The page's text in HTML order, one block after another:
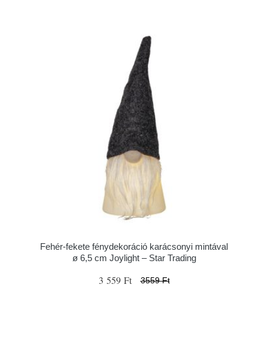
Fehér-fekete fénydekoráció karácsonyi mintával
ø 6,5 cm Joylight – Star Trading
3 559 Ft 3559 Ft